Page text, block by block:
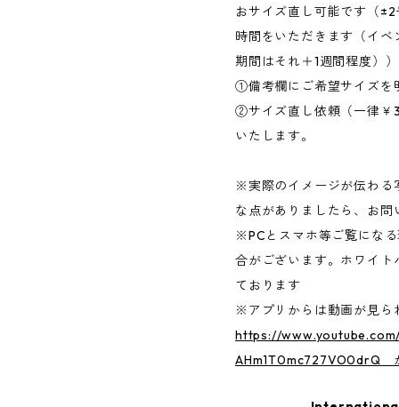
おサイズ直し可能です（
時間をいただきます（イ
期間はそれ＋1週間程度））
①備考欄にご希望サイズを
②サイズ直し依頼（一律￥
いたします。
※実際のイメージが伝わる
な点がありましたら、お問
※PCとスマホ等ご覧にな
合がございます。ホワイ
ております
※アプリからは動画が見
https://
AHm1T0mc727VO0drQ